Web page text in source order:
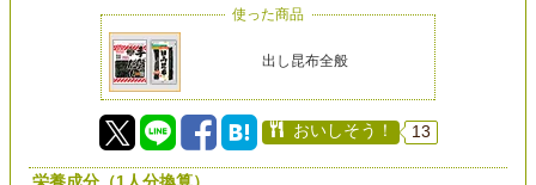
使った商品
出し昆布全般
おいしそう！ 13